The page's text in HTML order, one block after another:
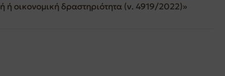
οικονομική δραστηριότητα (ν. 4919/2022)»